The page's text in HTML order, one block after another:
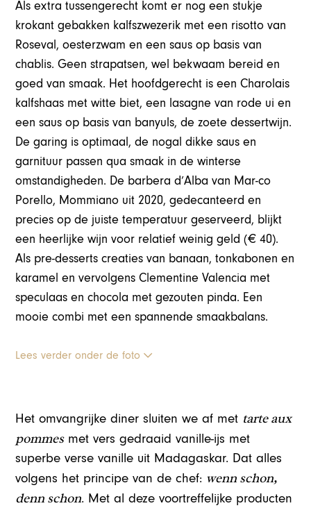
Als extra tussengerecht komt er nog een stukje
krokant gebakken kalfszwezerik met een risotto van
Roseval, oesterzwam en een saus op basis van
chablis. Geen strapatsen, wel bekwaam bereid en
goed van smaak. Het hoofdgerecht is een Charolais
kalfshaas met witte biet, een lasagne van rode ui en
een saus op basis van banyuls, de zoete dessertwijn.
De garing is optimaal, de nogal dikke saus en
garnituur passen qua smaak in de winterse
omstandigheden. De barbera d’Alba van Mar-co
Porello, Mommiano uit 2020, gedecanteerd en
precies op de juiste temperatuur geserveerd, blijkt
een heerlijke wijn voor relatief weinig geld (€ 40).
Als pre-desserts creaties van banaan, tonkabonen en
karamel en vervolgens Clementine Valencia met
speculaas en chocola met gezouten pinda. Een
mooie combi met een spannende smaakbalans.
Lees verder onder de foto
Het omvangrijke diner sluiten we af met tarte aux
pommesmet vers gedraaid vanille-ijs met
superbe verse vanille uit Madagaskar. Dat alles
volgens het principe van de chef: wenn schon,
denn schon. Met al deze voortreffelijke producten